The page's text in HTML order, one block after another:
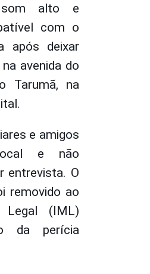
som alto e
com o
após deixar
avenida do
Tarumã, na
e amigos
e não
entrevista. O
removido ao
Legal (IML)
da perícia